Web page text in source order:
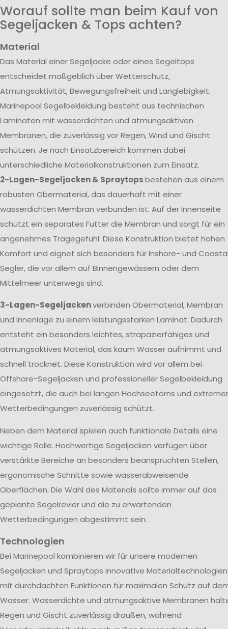
Worauf sollte man beim Kauf von
Segeljacken & Tops achten?
Material
Das Material einer Segeljacke oder eines Segeltops
entscheidet maßgeblich über Wetterschutz,
Atmungsaktivität, Bewegungsfreiheit und Langlebigkeit.
Marinepool Segelbekleidung besteht aus technischen
Laminaten mit wasserdichten und atmungsaktiven
Membranen, die zuverlässig vor Regen, Wind und Gischt
schützen. Je nach Einsatzbereich kommen dabei
unterschiedliche Materialkonstruktionen zum Einsatz.
2-Lagen-Segeljacken & Spraytopsbestehen aus einem
robusten Obermaterial, das dauerhaft mit einer
wasserdichten Membran verbunden ist. Auf der Innenseite
schützt ein separates Futter die Membran und sorgt für ein
angenehmes Tragegefühl. Diese Konstruktion bietet hohen
Komfort und eignet sich besonders für Inshore- und
Segler, die vor allem auf Binnengewässern oder dem
Mittelmeer unterwegs sind.
3-Lagen-Segeljackenverbinden Obermaterial, Membran
und Innenlage zu einem leistungsstarken Laminat. Dadurch
entsteht ein besonders leichtes, strapazierfähiges und
atmungsaktives Material, das kaum Wasser aufnimmt und
schnell trocknet. Diese Konstruktion wird vor allem bei
Offshore-Segeljacken und professioneller Segelbekleidung
eingesetzt, die auch bei langen Hochseetörns und
Wetterbedingungen zuverlässig schützt.
Neben dem Material spielen auch funktionale Details eine
wichtige Rolle. Hochwertige Segeljacken verfügen über
verstärkte Bereiche an besonders beanspruchten Stellen,
ergonomische Schnitte sowie wasserabweisende
Oberflächen. Die Wahl des Materials sollte immer auf das
geplante Segelrevier und die zu erwartenden
Wetterbedingungen abgestimmt sein.
Technologien
Bei Marinepool kombinieren wir für unsere modernen
Segeljacken und Spraytops innovative Materialtechnologien
mit durchdachten Funktionen für maximalen Schutz auf
Wasser. Wasserdichte und atmungsaktive Membranen
Regen und Gischt zuverlässig draußen, während